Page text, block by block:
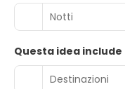
Notti
Questa idea include
Destinazioni